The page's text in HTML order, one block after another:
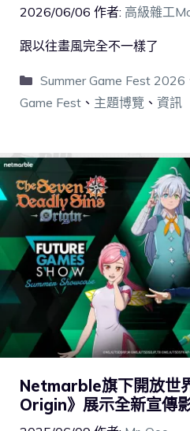
2026/06/06 作者: 高級雜工
跟以往畫風完全不一樣了
Summer Game Fest 2026
Game Fest 、 主題博覽 、 資訊
Netmarble旗下開放世
Origin》展示全新宣傳